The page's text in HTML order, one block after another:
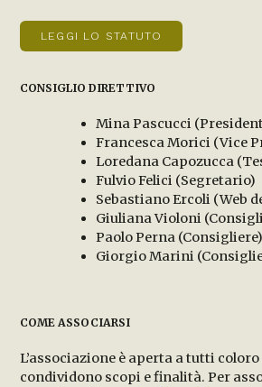
LEGGI LO STATUTO
CONSIGLIO DIRETTIVO
Mina Pascucci
Francesca Morici (Vice
Loredana Capozucca
Fulvio Felici (Segretario)
Sebastiano Ercoli (Web
Giuliana Violoni
Paolo Perna (Consigliere)
Giorgio Marini
COME ASSOCIARSI
L’associazione è aperta a tutti coloro
condividono scopi e finalità. Per